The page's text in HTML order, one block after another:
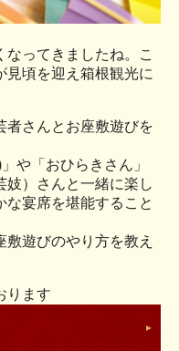
ってきましたね。こ
見頃を迎え箱根観光に
者さんとお座敷遊びを
や「おひらきさん」
妓）さんと一緒に楽し
な宴席を堪能すること
遊びのやり方を教え
ります